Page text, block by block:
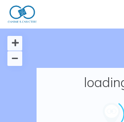
Accueil
Nos adresses en